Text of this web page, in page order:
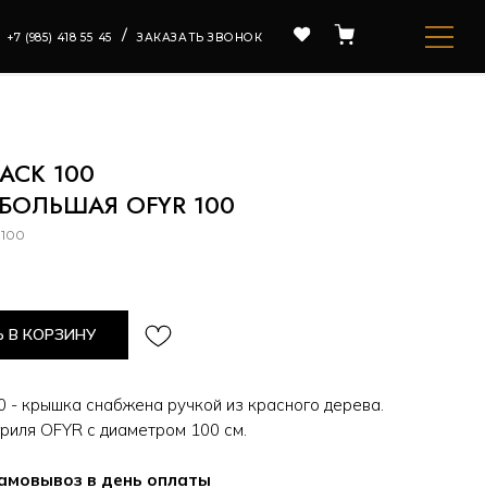
/ ЗАКАЗАТЬ ЗВОНОК
100
OFYR 100
В КОРЗИНУ
- крышка снабжена ручкой из красного дерева.
OFYR с диаметром 100 см.
в день оплаты